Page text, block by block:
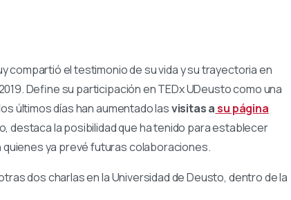
el testimonio de su vida y su trayectoria en
Define su participación en TEDx UDeusto como una
últimos días han aumentado lasvisitas asu página
destaca la posibilidad que ha tenido para establecer
ya prevé futuras colaboraciones.
dos charlas en la Universidad de Deusto, dentro de la